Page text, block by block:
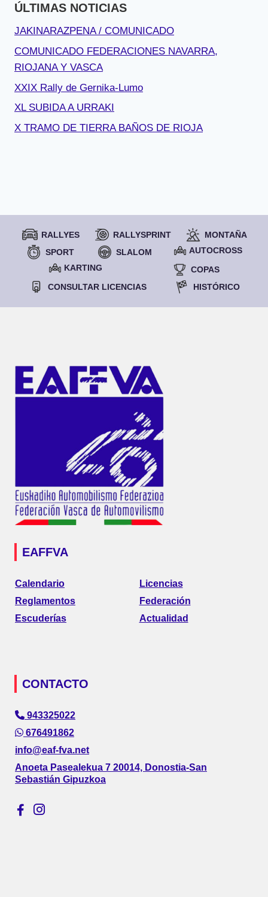
ÚLTIMAS NOTICIAS
JAKINARAZPENA / COMUNICADO
COMUNICADO FEDERACIONES NAVARRA,
RIOJANA Y VASCA
XXIX Rally de Gernika-Lumo
XL SUBIDA A URRAKI
X TRAMO DE TIERRA BAÑOS DE RIOJA
RALLYES RALLYSPRINT
MONTAÑA
SPORT
SLALOM
AUTOCROSS
KARTING
COPAS
CONSULTAR LICENCIAS
HISTÓRICO
EAFFVA
Calendario
Reglamentos
Escuderías
Licencias
Federación
Actualidad
CONTACTO
943325022
676491862
info@eaf-fva.net
Anoeta Pasealekua 7 20014, Donostia-San
Sebastián Gipuzkoa